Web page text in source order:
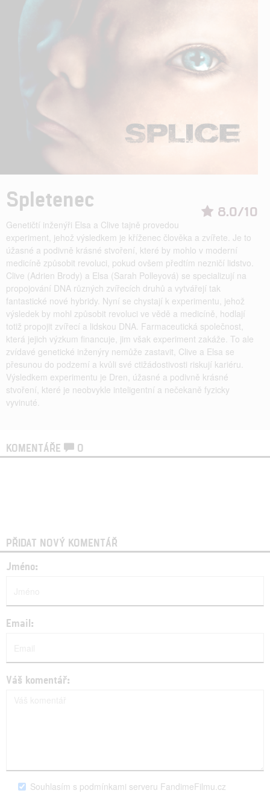
8.0/10
Spletenec
Genetičtí inženýři Elsa a Clive tajně provedou
experiment, jehož výsledkem je kříženec člověka a zvířete. Je to
úžasné a podivně krásné stvoření, které by mohlo v moderní
medicíně způsobit revoluci, pokud ovšem předtím nezničí lidstvo.
Clive (Adrien Brody) a Elsa (Sarah Polleyová) se specializují na
propojování DNA různých zvířecích druhů a vytvářejí tak
fantastické nové hybridy. Nyní se chystají k experimentu, jehož
výsledek by mohl způsobit revoluci ve vědě a medicíně, hodlají
totiž propojit zvířecí a lidskou DNA. Farmaceutická společnost,
která jejich výzkum financuje, jim však experiment zakáže. To ale
zvídavé genetické inženýry nemůže zastavit, Clive a Elsa se
přesunou do podzemí a kvůli své ctižádostivosti riskují kariéru.
Výsledkem experimentu je Dren, úžasné a podivně krásné
stvoření, které je neobvykle inteligentní a nečekaně fyzicky
vyvinuté.
KOMENTÁŘE 0
PŘIDAT NOVÝ KOMENTÁŘ
Jméno:
Email:
Váš komentář:
Souhlasím s podmínkami serveru FandimeFilmu.cz